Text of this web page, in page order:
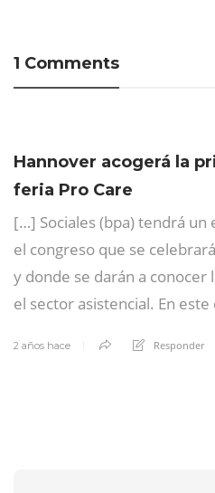
1 Comments
Hannover acogerá la
feria Pro Care
[…] Sociales (bpa) tendrá un
el congreso que se
y donde se darán a conocer
el sector asistencial. En
2 años hace Responder